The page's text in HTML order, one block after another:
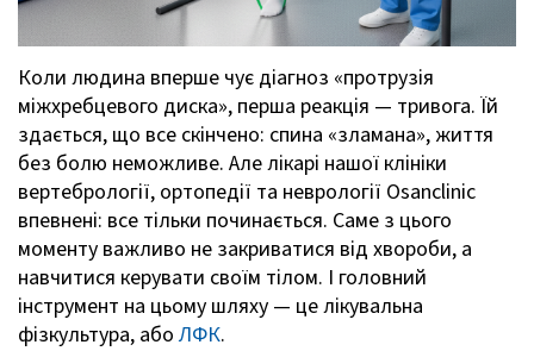
Коли людина вперше чує діагноз «протрузія
міжхребцевого диска», перша реакція — тривога. Їй
здається, що все скінчено: спина «зламана», життя
без болю неможливе. Але лікарі нашої клініки
вертебрології, ортопедії та неврології Osanclinic
впевнені: все тільки починається. Саме з цього
моменту важливо не закриватися від хвороби, а
навчитися керувати своїм тілом. І головний
інструмент на цьому шляху — це лікувальна
фізкультура, абоЛФК.